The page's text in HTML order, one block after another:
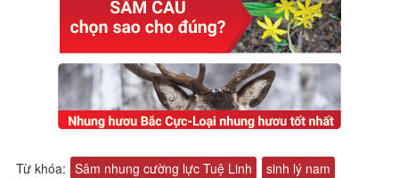
Từ khóa: Sâm nhung cường lực Tuệ Linh
sinh lý nam